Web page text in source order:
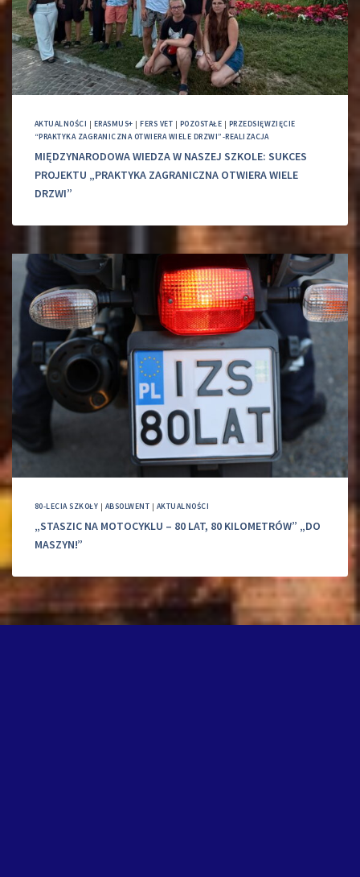
AKTUALNOŚCI | ERASMUS+ |FERS VET | POZOSTAŁE | PRZEDSIĘWZIĘCIE
“PRAKTYKA ZAGRANICZNA OTWIERA WIELE DRZWI”-REALIZACJA
MIĘDZYNARODOWA WIEDZA W NASZEJ SZKOLE: SUKCES
PROJEKTU „PRAKTYKA ZAGRANICZNA OTWIERA WIELE
DRZWI”
80-LECIA SZKOŁY | ABSOLWENT | AKTUALNOŚCI
„STASZIC NA MOTOCYKLU – 80 LAT, 80 KILOMETRÓW” „DO
MASZYN!”